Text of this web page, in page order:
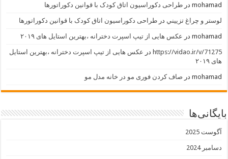
mohamad درطراحی دکوراسیون اتاق کودک با قوانین دکوراتورها
لوستر و چراغ تزييني درطراحی دکوراسیون اتاق کودک با قوانین دکوراتورها
mohamad در عکس هایی از تیپ اسپرت دخترانه ،بهترین استایل های ۲۰۱۹
https://vidao.ir/v/71275 در عکس هایی از تیپ اسپرت دخترانه ،بهترین استایل
های ۲۰۱۹
mohamad در صاف کردن فوری مو در خانه مدل مو
بایگانی‌ها
آگوست 2025
دسامبر 2024